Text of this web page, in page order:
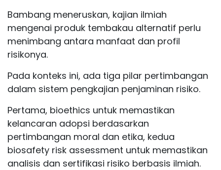
Bambang meneruskan, kajian ilmiah
mengenai produk tembakau alternatif perlu
menimbang antara manfaat dan profil
risikonya.
Pada konteks ini, ada tiga pilar pertimbangan
dalam sistem pengkajian penjaminan risiko.
Pertama, bioethics untuk memastikan
kelancaran adopsi berdasarkan
pertimbangan moral dan etika, kedua
biosafety risk assessment untuk memastikan
analisis dan sertifikasi risiko berbasis ilmiah.